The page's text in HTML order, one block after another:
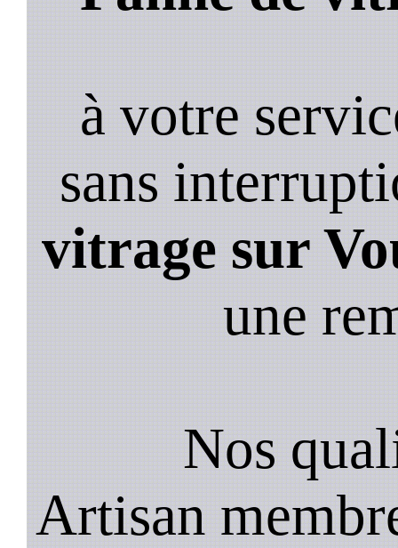
à votre
sans
vitrage sur
une
Nos
Artisan